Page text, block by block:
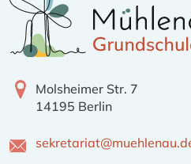
Molsheimer Str. 7
14195 Berlin